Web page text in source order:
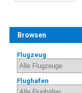
Browsen
Flugzeug
Flughafen